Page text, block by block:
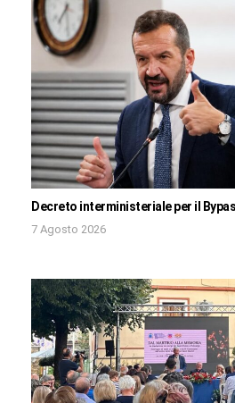
Decreto interministeriale per il
7 Agosto 2026